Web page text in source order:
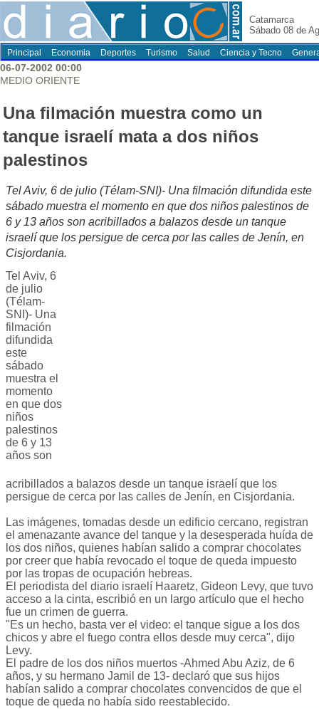
Catamarca
Sábado 08 de
Principal Economia Deportes Turismo Salud Ciencia y Tecno
06-07-2002 00:00
MEDIO ORIENTE
Una filmación muestra como un
tanque israelí mata a dos niños
palestinos
Tel Aviv, 6 de julio (Télam-SNI)- Una filmación difundida este
sábado muestra el momento en que dos niños palestinos de
6 y 13 años son acribillados a balazos desde un tanque
israelí que los persigue de cerca por las calles de Jenín, en
Cisjordania.
Tel Aviv, 6
de julio
(Télam-
SNI)- Una
filmación
difundida
este
sábado
muestra el
momento
en que dos
niños
palestinos
de 6 y 13
años son
acribillados a balazos desde un tanque israelí que los
persigue de cerca por las calles de Jenín, en Cisjordania.
Las imágenes, tomadas desde un edificio cercano, registran
el amenazante avance del tanque y la desesperada huída de
los dos niños, quienes habían salido a comprar chocolates
por creer que había revocado el toque de queda impuesto
por las tropas de ocupación hebreas.
El periodista del diario israelí Haaretz, Gideon Levy, que tuvo
acceso a la cinta, escribió en un largo artículo que el hecho
fue un crimen de guerra.
"Es un hecho, basta ver el video: el tanque sigue a los dos
chicos y abre el fuego contra ellos desde muy cerca", dijo
Levy.
El padre de los dos niños muertos -Ahmed Abu Aziz, de 6
años, y su hermano Jamil de 13- declaró que sus hijos
habían salido a comprar chocolates convencidos de que el
toque de queda no había sido reestablecido.